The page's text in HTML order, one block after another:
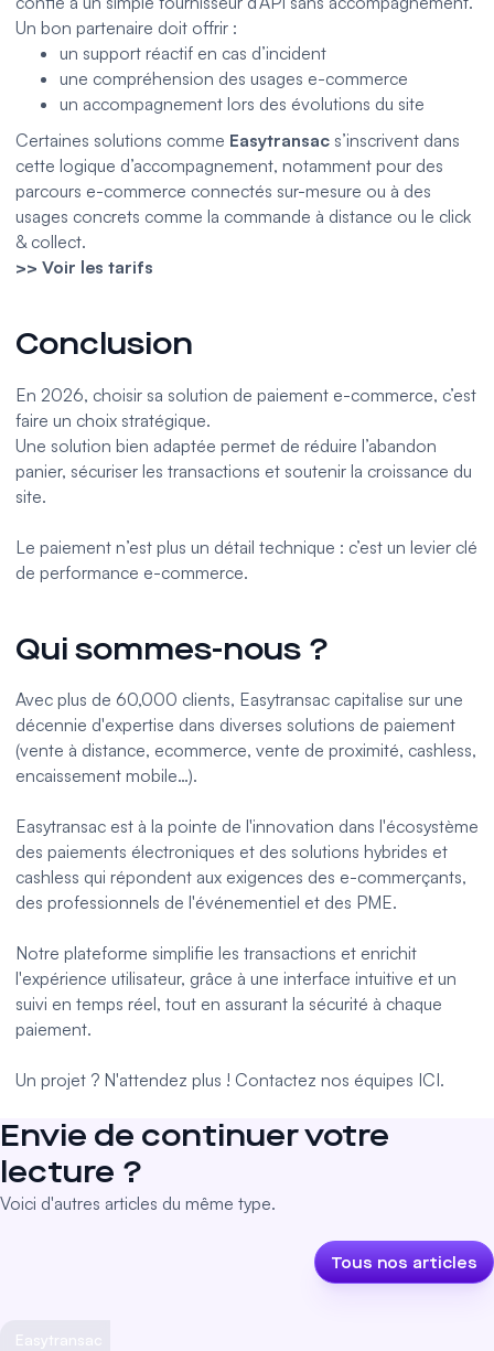
Un bon partenaire doit offrir :
un support réactif en cas d’incident
une compréhension des usages e-commerce
un accompagnement lors des évolutions du site
Certaines solutions comme Easytransac s’inscrivent dans
cette logique d’accompagnement, notamment pour des
parcours e-commerce connectés sur-mesure ou à des
usages concrets comme la commande à distance ou le click
& collect.
>> Voir les tarifs
Conclusion
En 2026, choisir sa solution de paiement e-commerce, c’est
faire un choix stratégique.
Une solution bien adaptée permet de réduire l’abandon
panier, sécuriser les transactions et soutenir la croissance du
site.
Le paiement n’est plus un détail technique : c’est un levier clé
de performance e-commerce.
Qui sommes-nous ?
Avec plus de 60,000 clients, Easytransac capitalise sur une
décennie d'expertise dans diverses solutions de paiement
(vente à distance, ecommerce, vente de proximité, cashless,
encaissement mobile…).
Easytransac est à la pointe de l'innovation dans l'écosystème
des paiements électroniques et des solutions hybrides et
cashless qui répondent aux exigences des e-commerçants,
des professionnels de l'événementiel et des PME.
Notre plateforme simplifie les transactions et enrichit
l'expérience utilisateur, grâce à une interface intuitive et un
suivi en temps réel, tout en assurant la sécurité à chaque
paiement.
Un projet ? N'attendez plus ! Contactez nos équipes ICI.
Envie de continuer votre
lecture ?
Voici d'autres articles du même type.
Tous nos articles
Easytransac